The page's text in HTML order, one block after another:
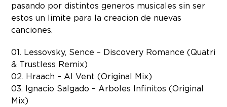
pasando por distintos generos musicales sin ser
estos un limite para la creacion de nuevas
canciones.
01. Lessovsky, Sence – Discovery Romance (Quatri
& Trustless Remix)
02. Hraach – Al Vent (Original Mix)
03. Ignacio Salgado – Arboles Infinitos (Original
Mix)